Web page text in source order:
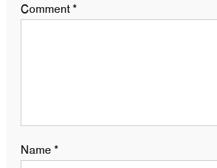
Comment*
Name*